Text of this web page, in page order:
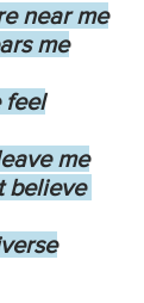
near me
me
feel
me
believe